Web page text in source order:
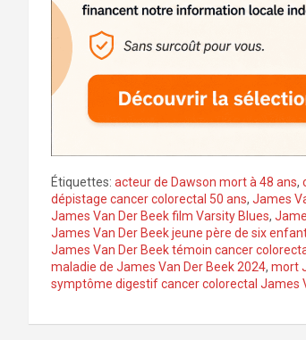
Étiquettes: acteur de Dawson mort à 48 ans,
dépistage cancer colorectal 50 ans, James
James Van Der Beek film Varsity Blues,
James Van Der Beek jeune père de six
James Van Der Beek témoin cancer
maladie de James Van Der Beek 2024, mort
symptôme digestif cancer colorectal James